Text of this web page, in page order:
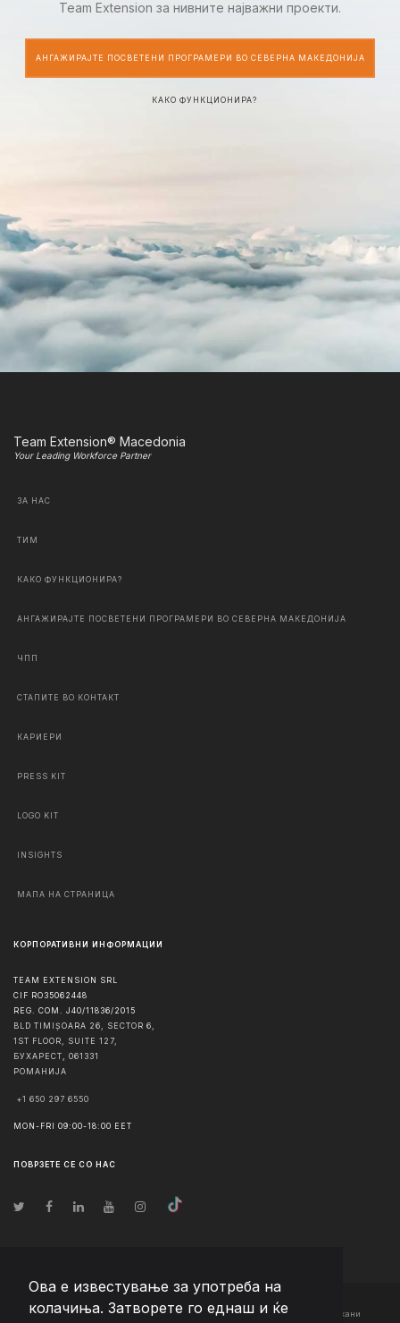
Ова е известување за употреба на
колачиња. Затворете го еднаш и ќе
Team Extension за нивните најважни проекти.
АНГАЖИРАЈТЕ ПОСВЕТЕНИ ПРОГРАМЕРИ ВО СЕВЕРНА МАКЕДОНИЈА
КАКО ФУНКЦИОНИРА?
Team Extension® Macedonia
Your Leading Workforce Partner
ЗА НАС
ТИМ
КАКО ФУНКЦИОНИРА?
АНГАЖИРАЈТЕ ПОСВЕТЕНИ ПРОГРАМЕРИ ВО СЕВЕРНА МАКЕДОНИЈА
ЧПП
СТАПИТЕ ВО КОНТАКТ
КАРИЕРИ
PRESS KIT
LOGO KIT
INSIGHTS
МАПА НА СТРАНИЦА
КОРПОРАТИВНИ ИНФОРМАЦИИ
TEAM EXTENSION SRL
CIF RO35062448
REG. COM. J40/11836/2015
BLD TIMIȘOARA 26, SECTOR 6,
1ST FLOOR, SUITE 127,
БУХАРЕСТ
061331
РОМАНИЈА
+1 650 297 6550
MON-FRI 09:00-18:00 EET
ПОВРЗЕТЕ СЕ СО НАС
© Авторско право2026 Team Extension Macedonia - Сите права задржани